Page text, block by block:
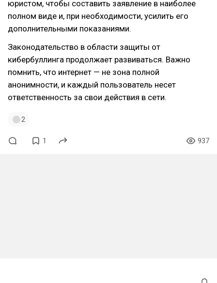
юристом, чтобы составить заявление в наиболее
полном виде и, при необходимости, усилить его
дополнительными показаниями.
Законодательство в области защиты от
кибербуллинга продолжает развиваться. Важно
помнить, что интернет — не зона полной
анонимности, и каждый пользователь несет
ответственность за свои действия в сети.
2
1 937